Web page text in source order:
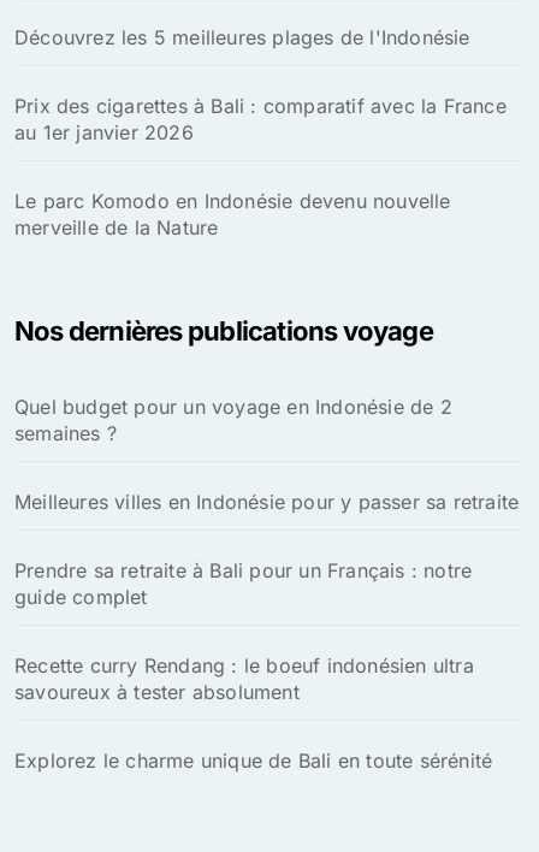
Découvrez les 5 meilleures plages de l'Indonésie
Prix des cigarettes à Bali : comparatif avec la France
au 1er janvier 2026
Le parc Komodo en Indonésie devenu nouvelle
merveille de la Nature
Nos dernières publications voyage
Quel budget pour un voyage en Indonésie de 2
semaines ?
Meilleures villes en Indonésie pour y passer sa retraite
Prendre sa retraite à Bali pour un Français : notre
guide complet
Recette curry Rendang : le boeuf indonésien ultra
savoureux à tester absolument
Explorez le charme unique de Bali en toute sérénité